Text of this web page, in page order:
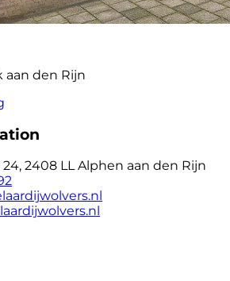
aan den Rijn
2408 LL Alphen aan den Rijn